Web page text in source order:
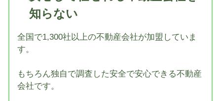
知らない
全国で1,300社以上の不動産会社が加盟していま
す。
もちろん独自で調査した安全で安心できる不動産
会社です。